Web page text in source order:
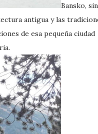
Bansko, sin
antigua y las
de esa pequeña ciudad